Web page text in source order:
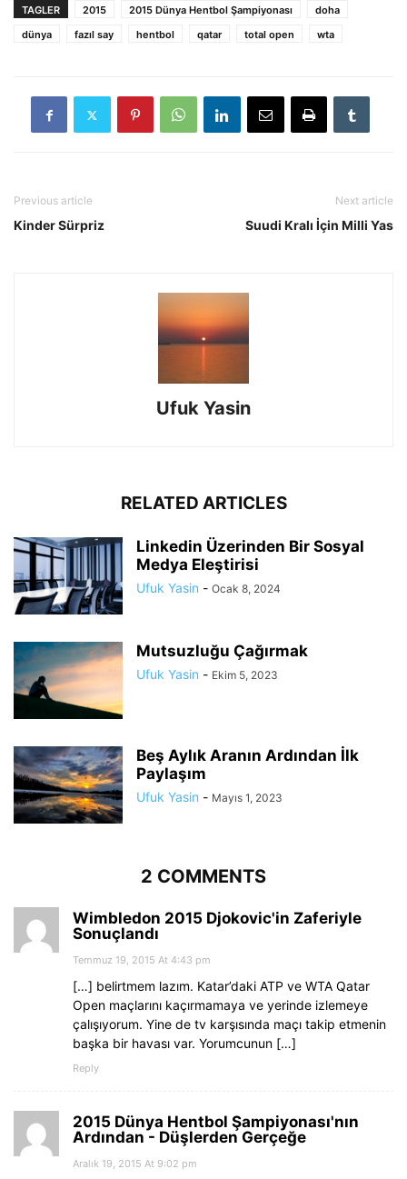
TAGLER 2015 2015 Dünya Hentbol Şampiyonası
doha
dünya
fazıl say hentbol qatar total open wta
Previous article
Kinder Sürpriz
Next article
Suudi Kralı İçin Milli Yas
Ufuk Yasin
RELATED ARTICLES
Linkedin Üzerinden Bir Sosyal
Medya Eleştirisi
Ufuk Yasin - Ocak 8, 2024
Mutsuzluğu Çağırmak
Ufuk Yasin - Ekim 5, 2023
Beş Aylık Aranın Ardından İlk
Paylaşım
Ufuk Yasin - Mayıs 1, 2023
2 COMMENTS
Wimbledon 2015 Djokovic'in Zaferiyle
Sonuçlandı
Temmuz 19, 2015 At 4:43 pm
[…] belirtmem lazım. Katar’daki ATP ve WTA Qatar
Open maçlarını kaçırmamaya ve yerinde izlemeye
çalışıyorum. Yine de tv karşısında maçı takip etmenin
başka bir havası var. Yorumcunun […]
Reply
2015 Dünya Hentbol Şampiyonası'nın
Ardından - Düşlerden Gerçeğe
Aralık 19, 2015 At 9:02 pm